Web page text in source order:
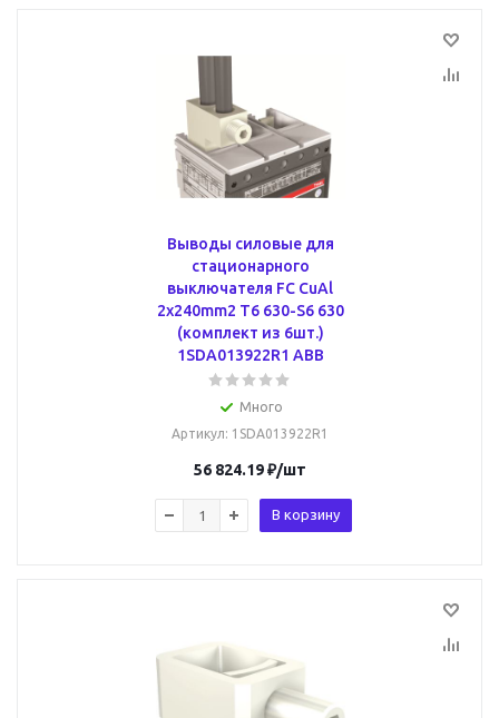
Выводы силовые для
стационарного
выключателя FC CuAl
2x240mm2 T6 630-S6 630
(комплект из 6шт.)
1SDA013922R1 ABB
Много
Артикул: 1SDA013922R1
56 824.19₽/шт
В корзину